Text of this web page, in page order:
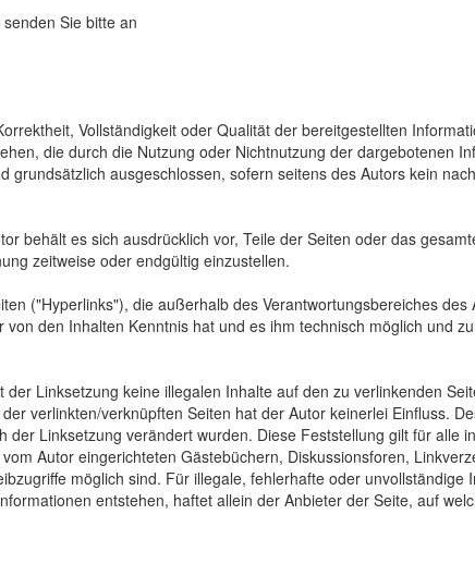
Sie bitte an
Vollständigkeit oder Qualität der bereitgestellten
die durch die Nutzung oder Nichtnutzung der dargebotenen
ausgeschlossen, sofern seitens des Autors kein
behält es sich ausdrücklich vor, Teile der Seiten oder das
zeitweise oder endgültig einzustellen.
("Hyperlinks"), die außerhalb des Verantwortungsbereiches
den Inhalten Kenntnis hat und es ihm technisch möglich und
Linksetzung keine illegalen Inhalte auf den zu verlinkenden
verlinkten/verknüpften Seiten hat der Autor keinerlei Einfluss.
Linksetzung verändert wurden. Diese Feststellung gilt für alle
Autor eingerichteten Gästebüchern, Diskussionsforen,
möglich sind. Für illegale, fehlerhafte oder
entstehen, haftet allein der Anbieter der Seite, auf